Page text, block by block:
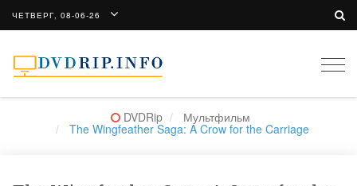
ЧЕТВЕРГ, 08-06-26
DVDRip Мультфильм
The Wingfeather Saga: A Crow for the Carriage